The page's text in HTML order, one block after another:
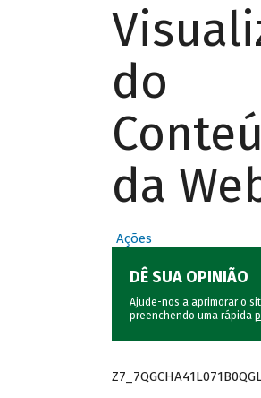
do
da
Ações
DÊ SUA OPINIÃO
Ajude-nos a aprimorar o
preenchendo uma rápida